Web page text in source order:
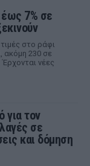
7% σε
στο ράφι
ακόμη 230 σε
νέες
για τον
σε
και δόμηση